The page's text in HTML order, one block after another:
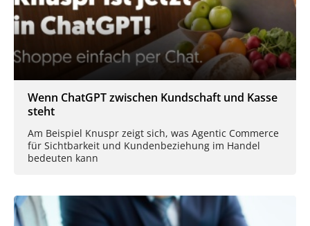
Wenn ChatGPT zwischen Kundschaft und Kasse
steht
Am Beispiel Knuspr zeigt sich, was Agentic Commerce
für Sichtbarkeit und Kundenbeziehung im Handel
bedeuten kann